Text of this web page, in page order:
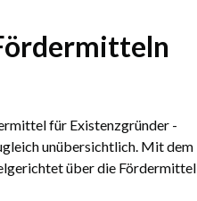
für Existenzgründer -
unübersichtlich. Mit dem
über die Fördermittel